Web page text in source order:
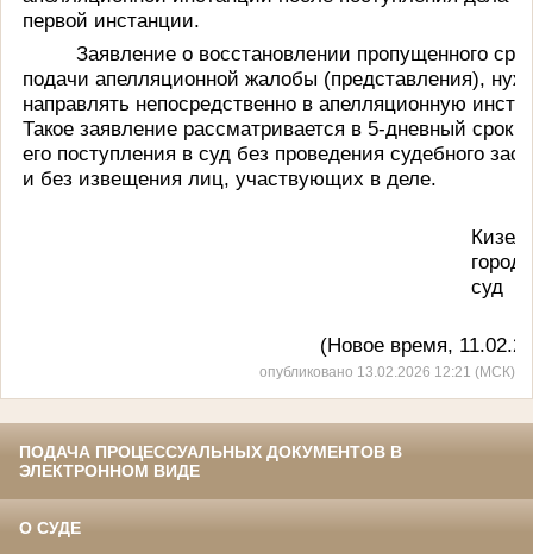
первой инстанции.
Заявление о восстановлении пропущенного
подачи апелляционной жалобы (представления),
направлять непосредственно в апелляционную
Такое заявление рассматривается в 5-дневный срок
его поступления в суд без проведения судебного
и без извещения лиц, участвующих в деле.
суд
(Новое время,
опубликовано 13.02.2026 12:21 (МСК)
ПОДАЧА ПРОЦЕССУАЛЬНЫХ ДОКУМЕНТОВ В
ЭЛЕКТРОННОМ ВИДЕ
О СУДЕ